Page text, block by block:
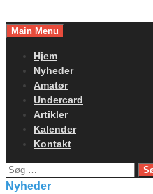
toMain Menu
Hjem
Nyheder
Amatør
Undercard
Artikler
Kalender
Kontakt
Søg
efter:
Nyheder